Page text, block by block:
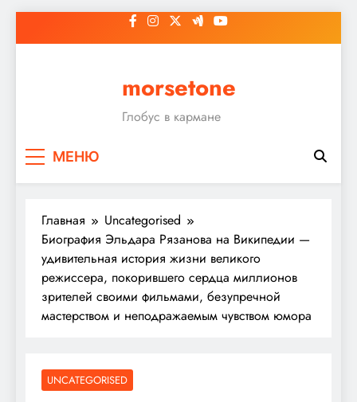
к
morsetone
Глобус в кармане
МЕНЮ
Главная
Uncategorised
Биография Эльдара Рязанова на Википедии —
удивительная история жизни великого
режиссера, покорившего сердца миллионов
зрителей своими фильмами, безупречной
мастерством и неподражаемым чувством юмора
UNCATEGORISED